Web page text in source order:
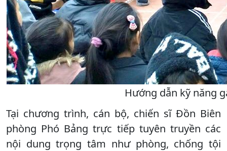
Hướng dẫn kỹ năng
Tại chương trình, cán bộ, chiến sĩ Đồn Biên
phòng Phó Bảng trực tiếp tuyên truyền các
nội dung trọng tâm như phòng, chống tội